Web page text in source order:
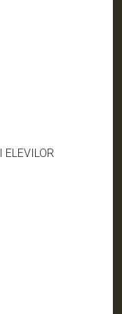
ELEVILOR